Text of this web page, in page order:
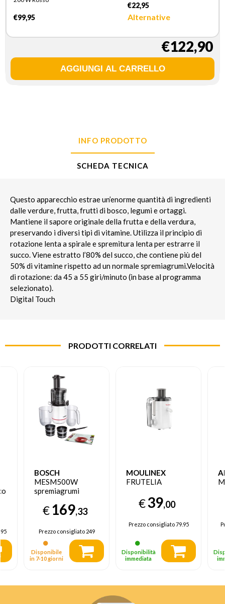
€99,95
€22,95
Alternative
€122,90
INFO PRODOTTO
SCHEDA TECNICA
Questo apparecchio estrae un’enorme quantità di ingredienti
dalle verdure, frutta, frutti di bosco, legumi e ortaggi.
Mantiene il sapore originale della frutta e della verdura,
preservando i diversi tipi di vitamine. Utilizza il principio di
rotazione lenta a spirale e spremitura lenta per estrarre il
succo. Viene estratto l’80% del succo, che contiene più del
50% di vitamine rispetto ad un normale spremiagrumi.Velocità
di rotazione: da 45 a 55 giri/minuto (in base al programma
selezionato).
Digital Touch
PRODOTTI CORRELATI
BOSCH
MESM500W
spremiagrumi
150 W Nero,
€169,33
Prezzo consigliato249
Disponibile
in 7‑10 giorni
MOULINEX
FRUTELIA
€39,00
Prezzo consigliato79.95
Disponibilità
immediata